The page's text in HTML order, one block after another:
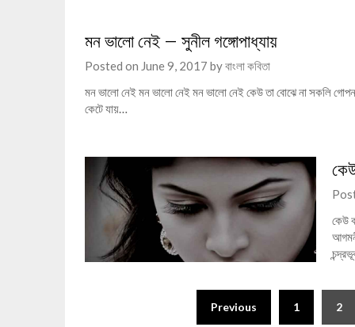
মন ভালো নেই – সুনীল গঙ্গোপাধ্যায়
Posted on June 9, 2017 byবাংলা কবিতা
মন ভালো নেই মন ভালো নেই মন ভালো নেই কেউ তা বোঝে না সকলি গোপন
কেটে যায়…
কেউ
Previous 1 2